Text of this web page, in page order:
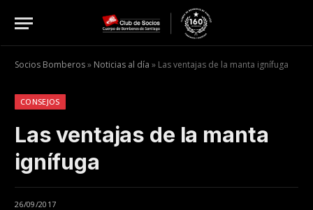
Socios Bomberos» Noticias al día » Las ventajas de la manta ignífuga
CONSEJOS
Las ventajas de la manta
ignífuga
26/09/2017